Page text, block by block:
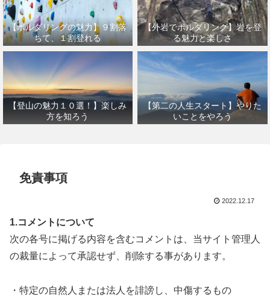
【ボルダリングの魅力】９割落
ちて、１割登れる
【外岩でボルダリング】岩を登
る魅力と楽しさ
【登山の魅力１０選！】楽しみ
方を知ろう
【第二の人生スタート】やりた
いことをやろう
免責事項
2022.12.17
1.コメントについて
次の各号に掲げる内容を含むコメントは、当サイト管理人
の裁量によって承認せず、削除する事があります。
・特定の自然人または法人を誹謗し、中傷するもの